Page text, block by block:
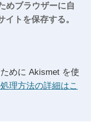
めブラウザーに自
トを保存する。
めに Akismet を使
理方法の詳細はこ